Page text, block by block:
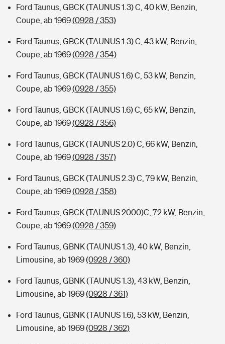
Ford Taunus, GBCK (TAUNUS 1.3) C, 40 kW, Benzin,
Coupe, ab 1969(0928 / 353)
Ford Taunus, GBCK (TAUNUS 1.3) C, 43 kW, Benzin,
Coupe, ab 1969(0928 / 354)
Ford Taunus, GBCK (TAUNUS 1.6) C, 53 kW, Benzin,
Coupe, ab 1969(0928 / 355)
Ford Taunus, GBCK (TAUNUS 1.6) C, 65 kW, Benzin,
Coupe, ab 1969(0928 / 356)
Ford Taunus, GBCK (TAUNUS 2.0) C, 66 kW, Benzin,
Coupe, ab 1969(0928 / 357)
Ford Taunus, GBCK (TAUNUS 2.3) C, 79 kW, Benzin,
Coupe, ab 1969(0928 / 358)
Ford Taunus, GBCK (TAUNUS 2000)C, 72 kW, Benzin,
Coupe, ab 1969(0928 / 359)
Ford Taunus, GBNK (TAUNUS 1.3), 40 kW, Benzin,
Limousine, ab 1969(0928 / 360)
Ford Taunus, GBNK (TAUNUS 1.3), 43 kW, Benzin,
Limousine, ab 1969(0928 / 361)
Ford Taunus, GBNK (TAUNUS 1.6), 53 kW, Benzin,
Limousine, ab 1969(0928 / 362)